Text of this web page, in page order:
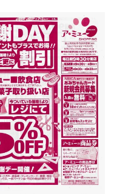
営業時間・定休日
お問い合わせ